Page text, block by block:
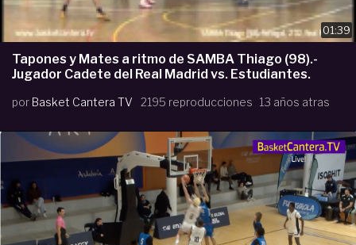
01:39
Tapones y Mates a ritmo de SAMBA Thiago (98).-
Jugador Cadete del Real Madrid vs. Estudiantes.
por Basket Cantera TV 2195 reproducciones 13 años atras